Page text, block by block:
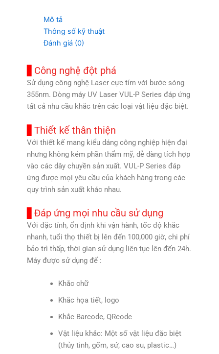
Mô tả
Thông số kỹ thuật
Đánh giá (0)
Công nghệ đột phá
Sử dụng công nghệ Laser cực tím với bước sóng
355nm. Dòng máy UV Laser VUL-P Series đáp ứng
tất cả nhu cầu khắc trên các loại vật liệu đặc biệt.
Thiết kế thân thiện
Với thiết kế mang kiểu dáng công nghiệp hiện đại
nhưng không kém phần thẩm mỹ, dễ dàng tích hợp
vào các dây chuyền sản xuất. VUL-P Series đáp
ứng được mọi yêu cầu của khách hàng trong các
quy trình sản xuất khác nhau.
Đáp ứng mọi nhu cầu sử dụng
Với đặc tính, ổn định khi vận hành, tốc độ khắc
nhanh, tuổi thọ thiết bị lên đến 100,000 giờ, chi phí
bảo trì thấp, thời gian sử dụng liên tục lên đến 24h.
Máy được sử dụng để :
Khắc chữ
Khắc họa tiết, logo
Khắc Barcode, QRcode
Vật liệu khắc: Một số vật liệu đặc biệt
(thủy tinh, gốm, sứ, cao su, plastic…)